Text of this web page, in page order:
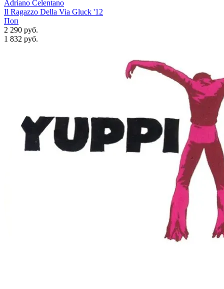
Adriano Celentano
Il Ragazzo Della Via Gluck '12
Поп
2 290 руб.
1 832 руб.